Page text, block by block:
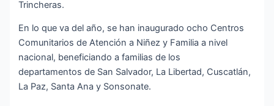
Trincheras.
En lo que va del año, se han inaugurado ocho Centros
Comunitarios de Atención a Niñez y Familia a nivel
nacional, beneficiando a familias de los
departamentos de San Salvador, La Libertad, Cuscatlán,
La Paz, Santa Ana y Sonsonate.